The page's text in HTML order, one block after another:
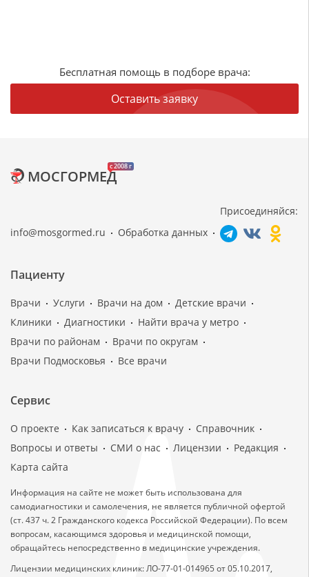
Бесплатная помощь в подборе врача:
Оставить заявку
c 2008 г
МОСГОРМЕД
info@mosgormed.ru Обработка данных
Присоединяйся:
Пациенту
Врачи Услуги Врачи на дом
Детские врачи
Клиники
Диагностики
Найти врача у метро
Врачи по районам
Врачи по округам
Врачи Подмосковья
Все врачи
Сервис
О проекте Как записаться к врачу
Справочник
Вопросы и ответы
СМИ о нас Лицензии
Редакция
Карта сайта
Информация на сайте не может быть использована для
самодиагностики и самолечения, не является публичной офертой
(ст. 437 ч. 2 Гражданского кодекса Российской Федерации). По всем
вопросам, касающимся здоровья и медицинской помощи,
обращайтесь непосредственно в медицинские учреждения.
Лицензии медицинских клиник: ЛО-77-01-014965 от 05.10.2017,